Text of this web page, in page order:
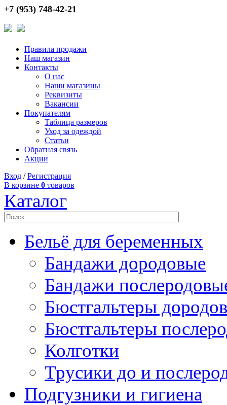
+7 (953) 748-42-21
Правила продажи
Наш магазин
Контакты
О нас
Наши магазины
Реквизиты
Вакансии
Покупателям
Таблица размеров
Уход за одеждой
Статьи
Обратная связь
Акции
Вход /Регистрация
В корзине 0 товаров
Каталог
Бельё для беременных
Бандажи дородовые
Бандажи
Бюстгальтеры
Бюстгальтеры
Колготки
Трусики до и
Подгузники и гигиена